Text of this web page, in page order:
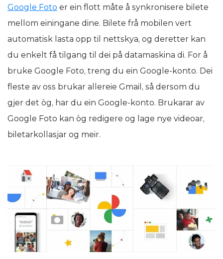
Google Foto er ein flott måte å synkronisere bilete
mellom einingane dine. Bilete frå mobilen vert
automatisk lasta opp til nettskya, og deretter kan
du enkelt få tilgang til dei på datamaskina di. For å
bruke Google Foto, treng du ein Google-konto. Dei
fleste av oss brukar allereie Gmail, så dersom du
gjer det òg, har du ein Google-konto. Brukarar av
Google Foto kan òg redigere og lage nye videoar,
biletarkollasjar og meir.